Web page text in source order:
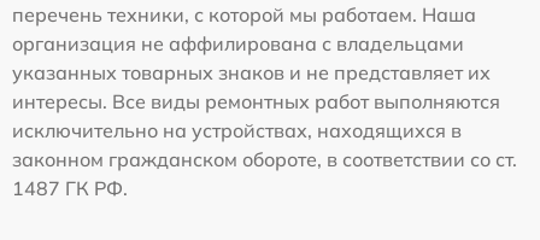
перечень техники, с которой мы работаем. Наша
организация не аффилирована с владельцами
указанных товарных знаков и не представляет их
интересы. Все виды ремонтных работ выполняются
исключительно на устройствах, находящихся в
законном гражданском обороте, в соответствии со ст.
1487 ГК РФ.